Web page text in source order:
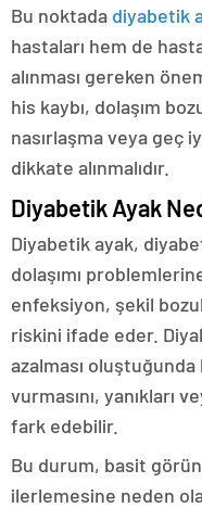
Bu noktada diyabetik
hastaları hem de
alınması gereken
his kaybı, dolaşım
nasırlaşma veya geç
dikkate alınmalıdır.
Diyabetik Ayak
Diyabetik ayak,
dolaşımı
enfeksiyon, şekil
riskini ifade eder.
azalması
vurmasını, yanıkları
fark edebilir.
Bu durum, basit
ilerlemesine neden